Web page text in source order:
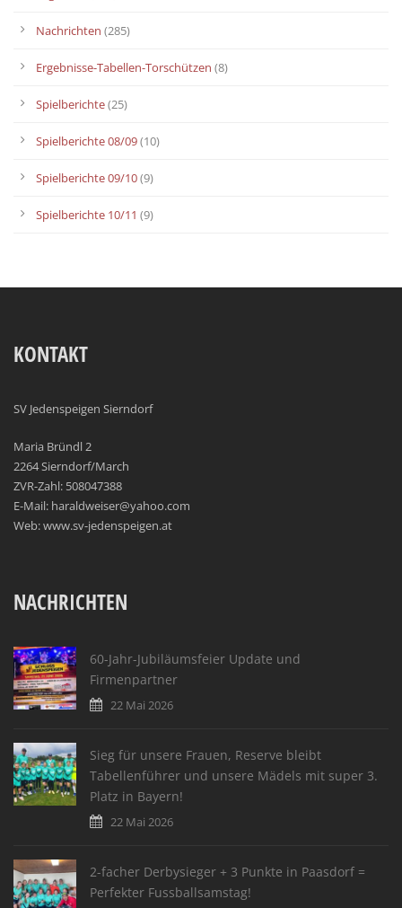
Nachrichten (285)
Ergebnisse-Tabellen-Torschützen (8)
Spielberichte(25)
Spielberichte 08/09(10)
Spielberichte 09/10(9)
Spielberichte 10/11 (9)
KONTAKT
SV Jedenspeigen Sierndorf
Maria Bründl 2
2264 Sierndorf/March
ZVR-Zahl: 508047388
E-Mail: haraldweiser@yahoo.com
Web: www.sv-jedenspeigen.at
NACHRICHTEN
60-Jahr-Jubiläumsfeier Update und
Firmenpartner
22 Mai 2026
Sieg für unsere Frauen, Reserve bleibt
Tabellenführer und unsere Mädels mit super 3.
Platz in Bayern!
22 Mai 2026
2-facher Derbysieger + 3 Punkte in Paasdorf =
Perfekter Fussballsamstag!